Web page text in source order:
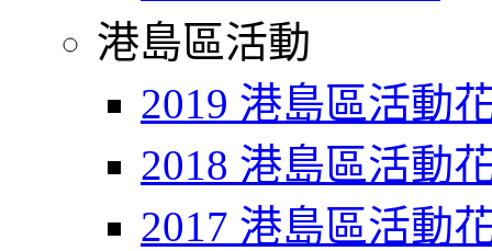
港島區活動
2019 港島區活動
2018 港島區活動
2017 港島區活動